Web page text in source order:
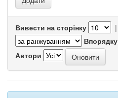
Вивести на сторінку |
Автори